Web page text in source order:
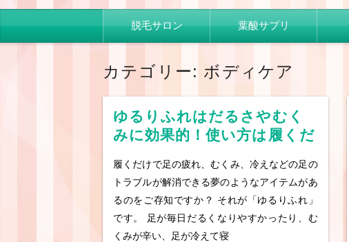
ン
脱毛サロン 葉酸サプリ
カテゴリー: ボディケア
ゆるりふれはだるさやむく
みに効果的！使い方は履くだ
履くだけで足の疲れ、むくみ、冷えなどの足の
トラブルが解消できる夢のようなアイテムがあ
るのをご存知ですか？ それが「ゆるりふれ」
です。 足が毎日だるくなりやすかったり、む
くみが辛い、足が冷えて寝